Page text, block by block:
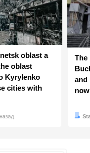
oblast a
oblast
Kyrylenko
cities with
The
and
now
Дата: